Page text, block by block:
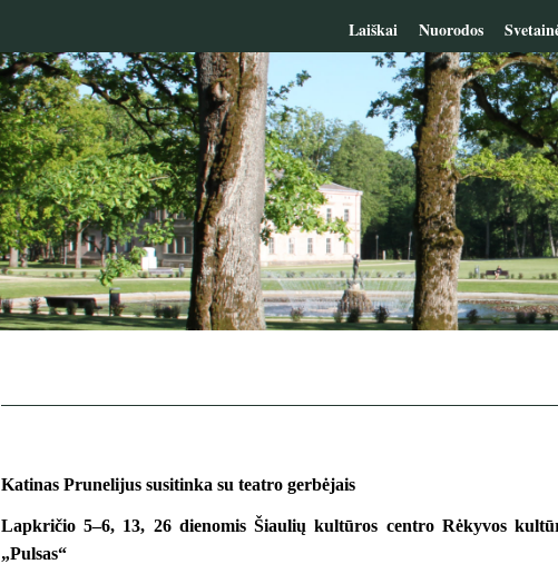
Laiškai Nuorodos
Katinas Prunelijus susitinka su teatro gerbėjais
Lapkričio 5–6, 13, 26 dienomis Šiaulių kultūros centro Rėkyvos
„Pulsas“